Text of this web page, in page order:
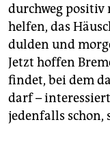
durchweg positiv
helfen, das
dulden und
Jetzt hoffen
findet, bei dem
darf –
jedenfalls schon,